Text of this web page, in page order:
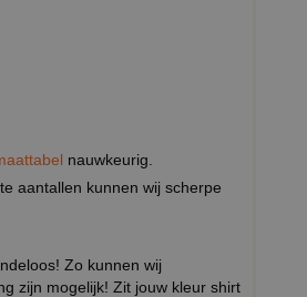
nauwkeurig.
aantallen kunnen wij scherpe
Zo kunnen wij
zijn mogelijk! Zit jouw kleur shirt